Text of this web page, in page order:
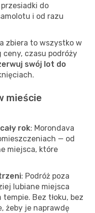
do
i od razu
zbiera to wszystko w
ceny, czasu podróży
swój lot do
mieście
rok: Morondava
— od
miejsca, które
: Podróż poza
lubiane miejsca
Bez tłoku, bez
żeby je naprawdę